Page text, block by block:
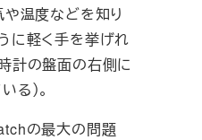
や温度などを知り
に軽く手を挙げれ
計の盤面の右側に
る）。
の最大の問題